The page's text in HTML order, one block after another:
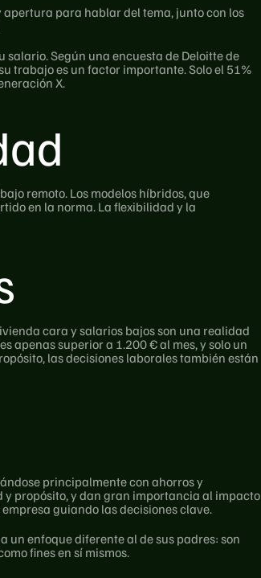
para hablar del tema, junto con los
Según una encuesta de Deloitte de
trabajo es un factor importante. Solo el 51%
X.
remoto. Los modelos híbridos, que
en la norma. La flexibilidad y la
cara y salarios bajos son una realidad
apenas superior a 1.200 € al mes, y solo un
las decisiones laborales también están
principalmente con ahorros y
propósito, y dan gran importancia al impacto
guiando las decisiones clave.
enfoque diferente al de sus padres: son
fines en sí mismos.